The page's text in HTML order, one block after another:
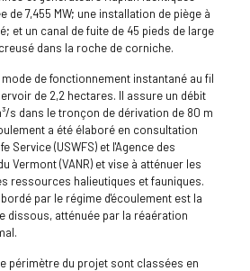
de 7,455 MW; une installation de piège à
et un canal de fuite de 45 pieds de large
dans la roche de corniche.
de fonctionnement instantané au fil
de 2,2 hectares. Il assure un débit
s dans le tronçon de dérivation de 80 m
a été élaboré en consultation
Service (USWFS) et l'Agence des
Vermont (VANR) et vise à atténuer les
ressources halieutiques et fauniques.
par le régime d'écoulement est la
dissous, atténuée par la réaération
périmètre du projet sont classées en